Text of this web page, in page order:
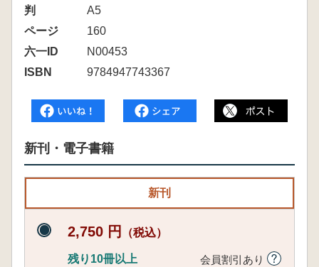
判
A5
ページ
160
六一ID
N00453
ISBN
9784947743367
新刊・電子書籍
新刊
2,750 円 （税込）
残り10冊以上 会員割引あり